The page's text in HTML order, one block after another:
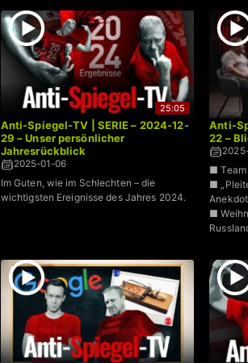
25:05
Anti-Spiegel-TV | SERIE – 2024-12-
29 – Unser persönlicher
Jahresrückblick
2025-01-06
Im Guten, wie im Schlechten – die
wichtigsten Ereignisse des Jahres 2024.
Anti-
22 –
■
■
■